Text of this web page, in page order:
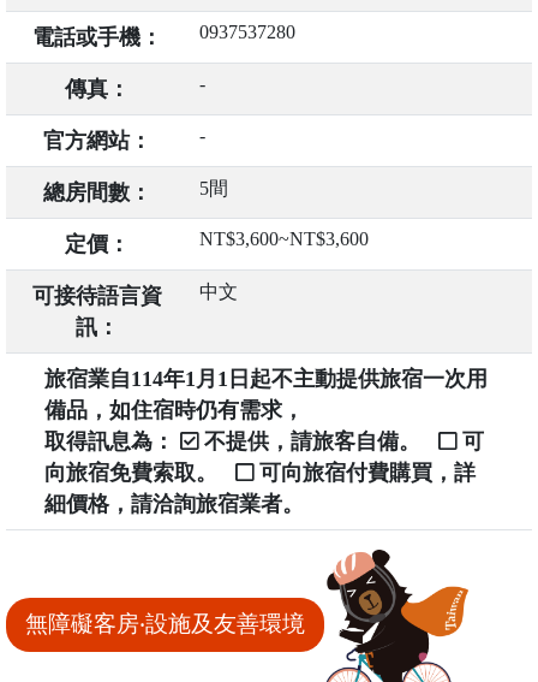
電話或手機： 0937537280
傳真： -
官方網站： -
總房間數： 5間
定價： NT$3,600~NT$3,600
可接待語言資
訊：
中文
旅宿業自114年1月1日起不主動提供旅宿一次用
備品，如住宿時仍有需求，
取得訊息為：
不提供，請旅客自備。
可
向旅宿免費索取。
可向旅宿付費購買，詳
細價格，請洽詢旅宿業者。
無障礙客房‧設施及友善環境